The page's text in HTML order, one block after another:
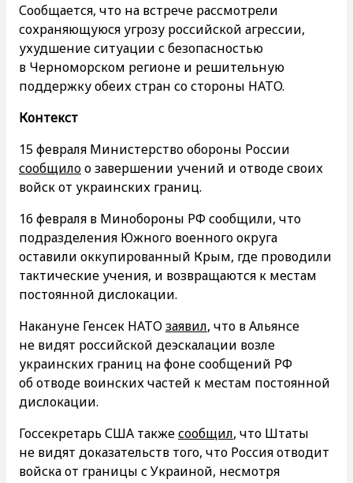
Сообщается, что на встрече рассмотрели
сохраняющуюся угрозу российской агрессии,
ухудшение ситуации с безопасностью
в Черноморском регионе и решительную
поддержку обеих стран со стороны НАТО.
Контекст
15 февраля Министерство обороны России
сообщилоо завершении учений и отводе своих
войск от украинских границ.
16 февраля в Минобороны РФ сообщили, что
подразделения Южного военного округа
оставили оккупированный Крым, где проводили
тактические учения, и возвращаются к местам
постоянной дислокации.
Накануне Генсек НАТОзаявил, что в Альянсе
не видят российской деэскалации возле
украинских границ на фоне сообщений РФ
об отводе воинских частей к местам постоянной
дислокации.
Госсекретарь США такжесообщил, что Штаты
не видят доказательств того, что Россия отводит
войска от границы с Украиной, несмотря